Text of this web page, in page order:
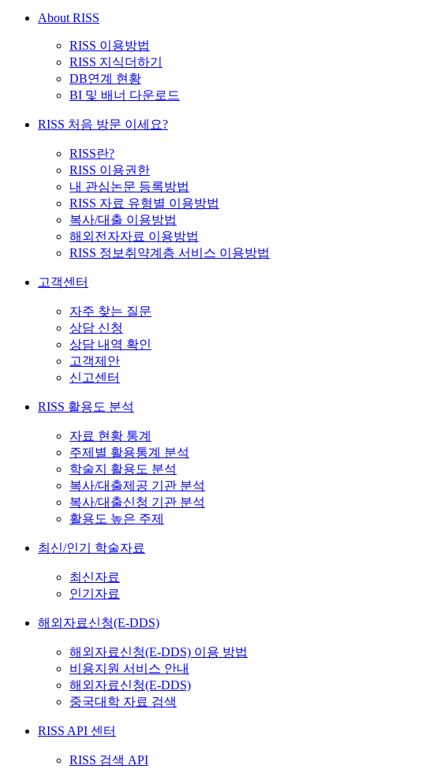
About RISS
RISS 이용방법
RISS 지식더하기
DB연계 현황
BI 및 배너 다운로드
RISS 처음 방문 이세요?
RISS란?
RISS 이용권한
내 관심논문 등록방법
RISS 자료 유형별 이용방법
복사/대출 이용방법
해외전자자료 이용방법
RISS 정보취약계층 서비스 이용방법
고객센터
자주 찾는 질문
상담 신청
상담 내역 확인
고객제안
신고센터
RISS 활용도 분석
자료 현황 통계
주제별 활용통계 분석
학술지 활용도 분석
복사/대출제공 기관 분석
복사/대출신청 기관 분석
활용도 높은 주제
최신/인기 학술자료
최신자료
인기자료
해외자료신청(E-DDS)
해외자료신청(E-DDS) 이용 방법
비용지원 서비스 안내
해외자료신청(E-DDS)
중국대학 자료 검색
RISS API 센터
RISS 검색 API